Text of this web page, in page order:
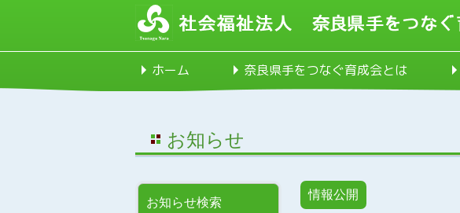
ホーム
奈良県手をつなぐ育成会とは
お知らせ
お知らせ検索
情報公開